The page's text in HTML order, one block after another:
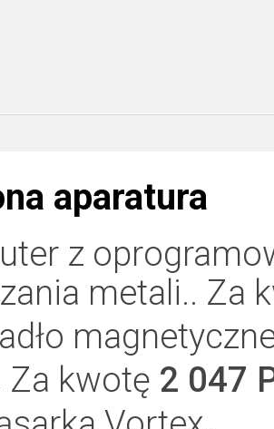
aparatura
z
metali.. Za
Za kwotę 2 047